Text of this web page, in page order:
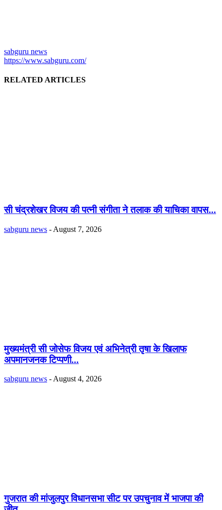
sabguru news
https://www.sabguru.com/
RELATED ARTICLES
सी चंद्रशेखर विजय की पत्नी संगीता ने तलाक की याचिका वापस...
sabguru news - August 7, 2026
मुख्यमंत्री सी जोसेफ विजय एवं अभिनेत्री तृषा के खिलाफ
अपमानजनक टिप्पणी...
sabguru news - August 4, 2026
गुजरात की मांजुलपुर विधानसभा सीट पर उपचुनाव में भाजपा की